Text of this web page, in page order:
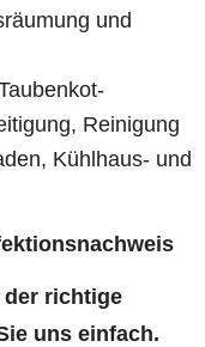
und
Reinigung
Kühlhaus- und
der richtige
uns einfach.